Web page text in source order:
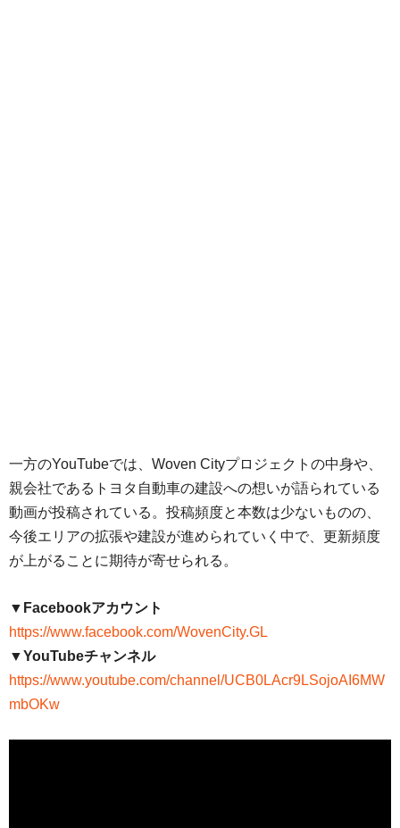
一方のYouTubeでは、Woven Cityプロジェクトの中身や、
親会社であるトヨタ自動車の建設への想いが語られている
動画が投稿されている。投稿頻度と本数は少ないものの、
今後エリアの拡張や建設が進められていく中で、更新頻度
が上がることに期待が寄せられる。
▼Facebookアカウント
https://www.facebook.com/WovenCity.GL
▼YouTubeチャンネル
https://www.youtube.com/channel/UCB0LAcr9LSojoAI6MW
mbOKw